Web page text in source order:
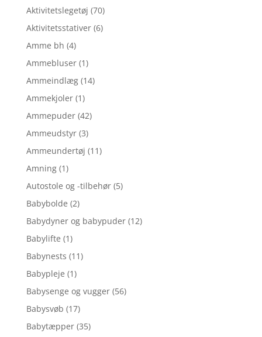
Aktivitetslegetøj (70)
Aktivitetsstativer (6)
Amme bh (4)
Ammebluser (1)
Ammeindlæg (14)
Ammekjoler (1)
Ammepuder (42)
Ammeudstyr (3)
Ammeundertøj (11)
Amning (1)
Autostole og -tilbehør (5)
Babybolde (2)
Babydyner og babypuder (12)
Babylifte (1)
Babynests (11)
Babypleje (1)
Babysenge og vugger (56)
Babysvøb (17)
Babytæpper (35)